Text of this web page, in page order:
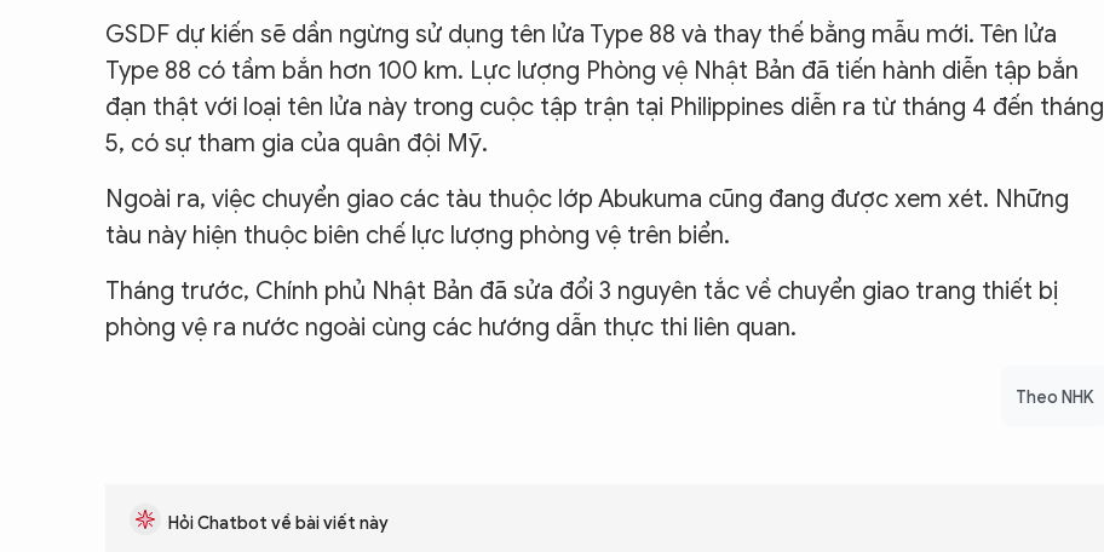
GSDF dự kiến sẽ dần ngừng sử dụng tên lửa Type 88 và thay thế bằng mẫu mới. Tên lửa
Type 88 có tầm bắn hơn 100 km. Lực lượng Phòng vệ Nhật Bản đã tiến hành diễn tập bắn
đạn thật với loại tên lửa này trong cuộc tập trận tại Philippines diễn ra từ tháng 4 đến tháng
5, có sự tham gia của quân đội Mỹ.
Ngoài ra, việc chuyển giao các tàu thuộc lớp Abukuma cũng đang được xem xét. Những
tàu này hiện thuộc biên chế lực lượng phòng vệ trên biển.
Tháng trước, Chính phủ Nhật Bản đã sửa đổi 3 nguyên tắc về chuyển giao trang thiết bị
phòng vệ ra nước ngoài cùng các hướng dẫn thực thi liên quan.
Theo NHK
Hỏi Chatbot về bài viết này